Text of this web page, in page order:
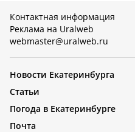
Контактная информация
Реклама на Uralweb
webmaster@uralweb.ru
Новости Екатеринбурга
Статьи
Погода в Екатеринбурге
Почта